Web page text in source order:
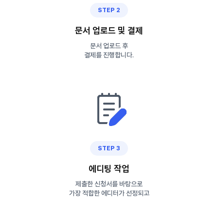
STEP 2
문서 업로드 및 결제
문서 업로드 후
결제를 진행합니다.
STEP 3
에디팅 작업
제출한 신청서를 바탕으로
가장 적합한 에디터가 선정되고